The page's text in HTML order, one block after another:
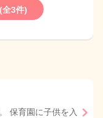
全3件)
保育園に子供を入